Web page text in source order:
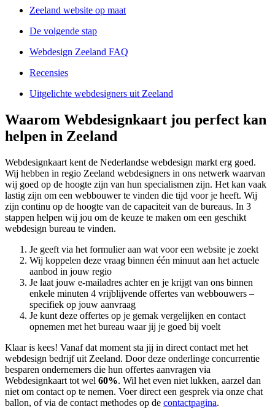
Zeeland website op maat
De volgende stap
Webdesign Zeeland FAQ
Recensies
Uitgelichte webdesigners uit Zeeland
Waarom Webdesignkaart jou perfect kan
helpen in Zeeland
Webdesignkaart kent de Nederlandse webdesign markt erg goed.
Wij hebben in regio Zeeland webdesigners in ons netwerk waarvan
wij goed op de hoogte zijn van hun specialismen zijn. Het kan vaak
lastig zijn om een webbouwer te vinden die tijd voor je heeft. Wij
zijn continu op de hoogte van de capaciteit van de bureaus. In 3
stappen helpen wij jou om de keuze te maken om een geschikt
webdesign bureau te vinden.
Je geeft via het formulier aan wat voor een website je zoekt
Wij koppelen deze vraag binnen één minuut aan het actuele
aanbod in jouw regio
Je laat jouw e-mailadres achter en je krijgt van ons binnen
enkele minuten 4 vrijblijvende offertes van webbouwers –
specifiek op jouw aanvraag
Je kunt deze offertes op je gemak vergelijken en contact
opnemen met het bureau waar jij je goed bij voelt
Klaar is kees! Vanaf dat moment sta jij in direct contact met het
webdesign bedrijf uit Zeeland. Door deze onderlinge concurrentie
besparen ondernemers die hun offertes aanvragen via
Webdesignkaart tot wel 60%. Wil het even niet lukken, aarzel dan
niet om contact op te nemen. Voer direct een gesprek via onze chat
ballon, of via de contact methodes op de contactpagina.